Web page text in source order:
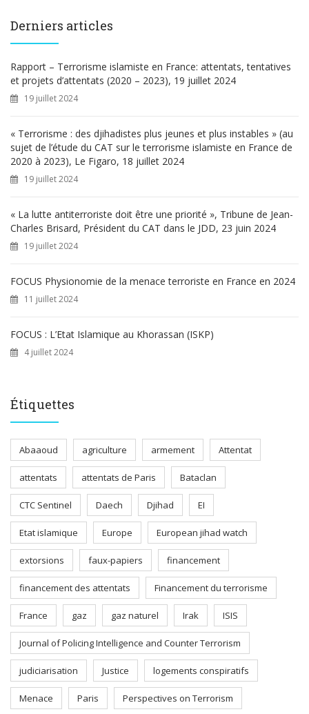
e
h
e
r
Derniers articles
Rapport – Terrorisme islamiste en France: attentats, tentatives
et projets d’attentats (2020 – 2023), 19 juillet 2024
19 juillet 2024
« Terrorisme : des djihadistes plus jeunes et plus instables » (au
sujet de l’étude du CAT sur le terrorisme islamiste en France de
2020 à 2023), Le Figaro, 18 juillet 2024
19 juillet 2024
« La lutte antiterroriste doit être une priorité », Tribune de Jean-
Charles Brisard, Président du CAT dans le JDD, 23 juin 2024
19 juillet 2024
FOCUS Physionomie de la menace terroriste en France en 2024
11 juillet 2024
FOCUS : L’Etat Islamique au Khorassan (ISKP)
4 juillet 2024
Étiquettes
Abaaoud agriculture armement Attentat
attentats attentats de Paris Bataclan
CTC Sentinel Daech Djihad EI
Etat islamique Europe European jihad watch
extorsions faux-papiers financement
financement des attentats Financement du terrorisme
France gaz gaz naturel Irak ISIS
Journal of Policing Intelligence and Counter Terrorism
judiciarisation Justice logements conspiratifs
Menace Paris Perspectives on Terrorism